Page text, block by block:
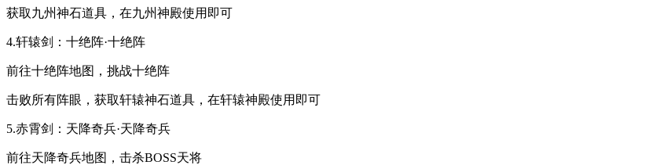
获取九州神石道具，在九州神殿使用即可
4.轩辕剑：十绝阵·十绝阵
前往十绝阵地图，挑战十绝阵
击败所有阵眼，获取轩辕神石道具，在轩辕神殿使用即可
5.赤霄剑：天降奇兵·天降奇兵
前往天降奇兵地图，击杀BOSS天将